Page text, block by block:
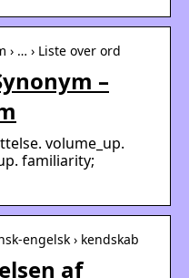
… › Liste over ord
–
volume_up.
familiarity;
engelsk › kendskab
af